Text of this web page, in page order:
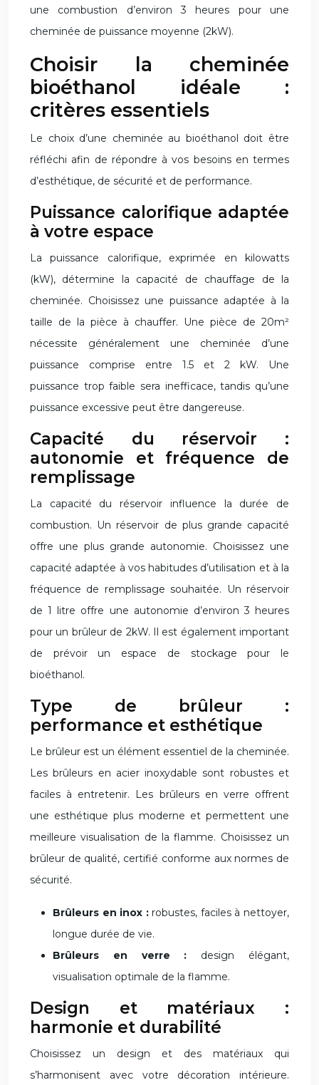
une combustion d’environ 3 heures pour une
cheminée de puissance moyenne (2kW).
Choisir la cheminée
bioéthanol idéale :
critères essentiels
Le choix d’une cheminée au bioéthanol doit être
réfléchi afin de répondre à vos besoins en termes
d’esthétique, de sécurité et de performance.
Puissance calorifique adaptée
à votre espace
La puissance calorifique, exprimée en kilowatts
(kW), détermine la capacité de chauffage de la
cheminée. Choisissez une puissance adaptée à la
taille de la pièce à chauffer. Une pièce de 20m²
nécessite généralement une cheminée d’une
puissance comprise entre 1.5 et 2 kW. Une
puissance trop faible sera inefficace, tandis qu’une
puissance excessive peut être dangereuse.
Capacité du réservoir :
autonomie et fréquence de
remplissage
La capacité du réservoir influence la durée de
combustion. Un réservoir de plus grande capacité
offre une plus grande autonomie. Choisissez une
capacité adaptée à vos habitudes d’utilisation et à la
fréquence de remplissage souhaitée. Un réservoir
de 1 litre offre une autonomie d’environ 3 heures
pour un brûleur de 2kW. Il est également important
de prévoir un espace de stockage pour le
bioéthanol.
Type de brûleur :
performance et esthétique
Le brûleur est un élément essentiel de la cheminée.
Les brûleurs en acier inoxydable sont robustes et
faciles à entretenir. Les brûleurs en verre offrent
une esthétique plus moderne et permettent une
meilleure visualisation de la flamme. Choisissez un
brûleur de qualité, certifié conforme aux normes de
sécurité.
Brûleurs en inox : robustes, faciles à nettoyer,
longue durée de vie.
Brûleurs en verre : design élégant,
visualisation optimale de la flamme.
Design et matériaux :
harmonie et durabilité
Choisissez un design et des matériaux qui
s’harmonisent avec votre décoration intérieure.